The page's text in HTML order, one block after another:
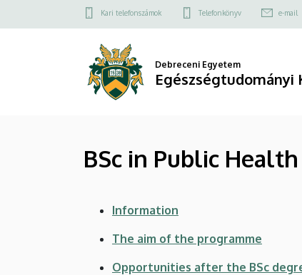
Egészségtudományi
a
Felső
menü
Kari telefonszámok Telefonkönyv e-mail
Debreceni Egyetem
Egészségtudományi
BSc in Public Health
Information
The aim of the programme
Opportunities after the BSc